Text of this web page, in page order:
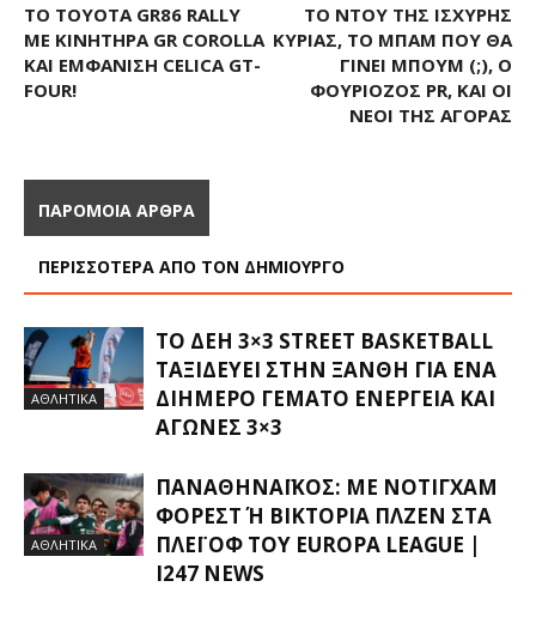
ΤΟ TOYOTA GR86 RALLY
ΜΕ ΚΙΝΗΤΉΡΑ GR COROLLA
ΚΑΙ ΕΜΦΆΝΙΣΗ CELICA GT-
FOUR!
ΤΟ ΝΤΟΥ ΤΗΣ ΙΣΧΥΡΉΣ
ΚΥΡΊΑΣ, ΤΟ ΜΠΑΜ ΠΟΥ ΘΑ
ΓΊΝΕΙ ΜΠΟΥΜ (;), O
ΦΟΥΡΙΌΖΟΣ PR, ΚΑΙ ΟΙ
ΝΈΟΙ ΤΗΣ ΑΓΟΡΆΣ
ΠΑΡΟΜΟΙΑ ΑΡΘΡΑ
ΠΕΡΙΣΣΟΤΕΡΑ ΑΠΟ ΤΟΝ ΔΗΜΙΟΥΡΓΟ
ΑΘΛΗΤΙΚΑ
ΤΟ ΔΕΗ 3×3 STREET BASKETBALL
ΤΑΞΙΔΕΎΕΙ ΣΤΗΝ ΞΆΝΘΗ ΓΙΑ ΈΝΑ
ΔΙΉΜΕΡΟ ΓΕΜΆΤΟ ΕΝΈΡΓΕΙΑ ΚΑΙ
ΑΓΏΝΕΣ 3×3
ΑΘΛΗΤΙΚΑ
ΠΑΝΑΘΗΝΑΪΚΌΣ: ΜΕ ΝΌΤΙΓΧΑΜ
ΦΌΡΕΣΤ Ή ΒΙΚΤΌΡΙΑ ΠΛΖΕΝ ΣΤΑ Π
ΛΈΙ ΟΦ ΤΟΥ EUROPA LEAGUE |
I247 NEWS